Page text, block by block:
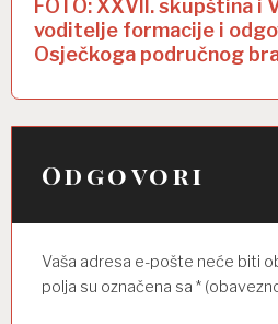
a
c
i
j
FOTO: XXVII. skupština i
voditelje formacije i
Osječkoga područnog
Odgovori
Vaša adresa e-pošte neće biti
polja su označena sa *